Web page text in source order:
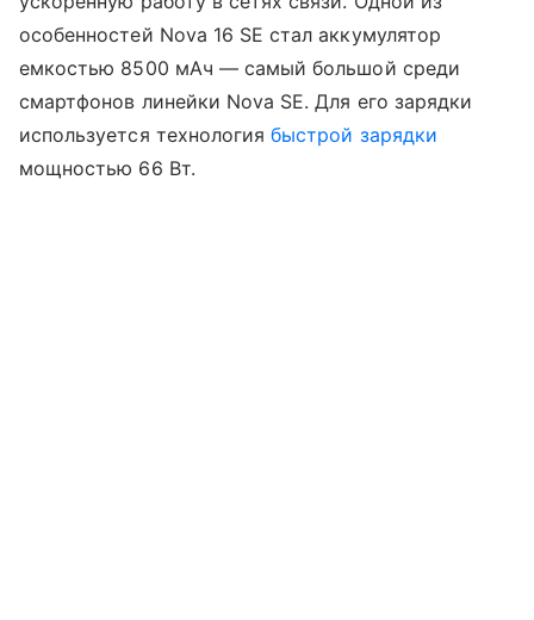
особенностей Nova 16 SE стал аккумулятор
емкостью 8500 мАч — самый большой среди
смартфонов линейки Nova SE. Для его зарядки
используется технологиябыстрой зарядки
мощностью 66 Вт.